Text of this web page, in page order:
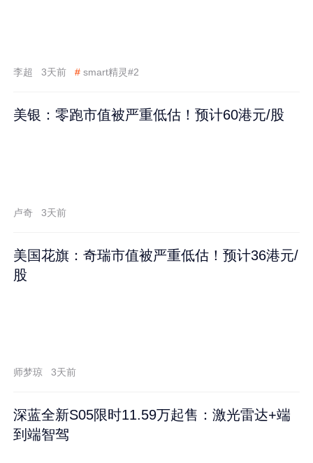
李超 3天前 # smart精灵#2
美银：零跑市值被严重低估！预计60港元/股
卢奇 3天前
美国花旗：奇瑞市值被严重低估！预计36港元/
股
师梦琼 3天前
深蓝全新S05限时11.59万起售：激光雷达+端
到端智驾